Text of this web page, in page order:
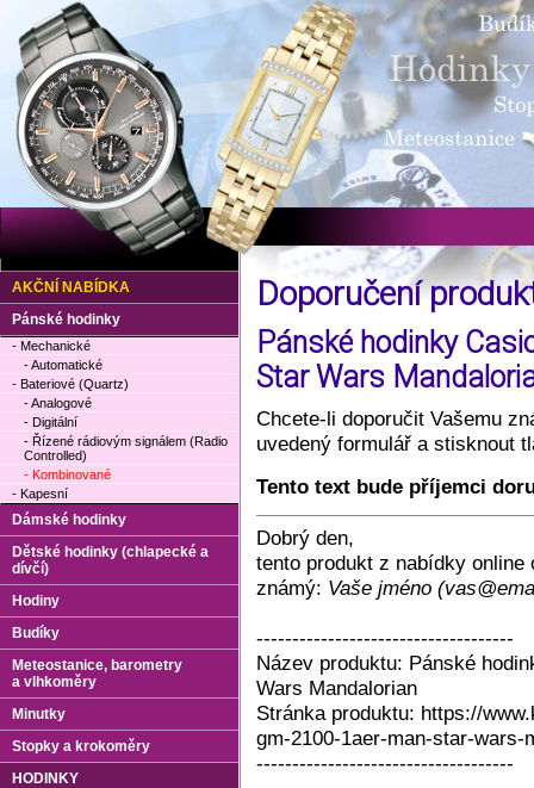
Doporučení
Pánské hodinky
Star Wars
Chcete-li doporučit Vašemu
uvedený formulář a stisknout
Tento text bude příjemci
Dobrý den,
tento produkt z nabídky online
známý: Vaše jméno
------------------------------------
Název produktu: Pánské
Wars Mandalorian
Stránka produktu: https://
gm-2100-1aer-man-star-wars-
------------------------------------
AKČNÍ NABÍDKA
Pánské hodinky
- Mechanické
- Automatické
- Bateriové (Quartz)
- Analogové
- Digitální
- Řízené rádiovým signálem (Radio
Controlled)
- Kombinované
- Kapesní
Dámské hodinky
Dětské hodinky (chlapecké a
dívčí)
Hodiny
Budíky
Meteostanice, barometry
a vlhkoměry
Minutky
Stopky a krokoměry
HODINKY